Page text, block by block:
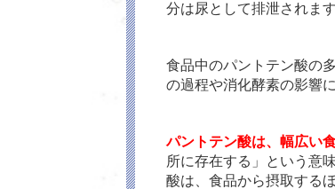
分は尿として排泄されます
食品中のパントテン酸の
の過程や消化酵素の影響
パントテン酸は、幅広い
所に存在する」という意
酸は、食品から摂取するほ